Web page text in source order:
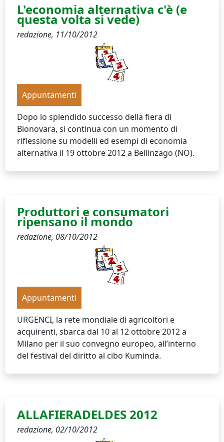
L'economia alternativa c'è (e
questa volta si vede)
redazione, 11/10/2012
Appuntamenti
Dopo lo splendido successo della fiera di
Bionovara, si continua con un momento di
riflessione su modelli ed esempi di economia
alternativa il 19 ottobre 2012 a Bellinzago (NO).
Produttori e consumatori
ripensano il mondo
redazione, 08/10/2012
Appuntamenti
URGENCI, la rete mondiale di agricoltori e
acquirenti, sbarca dal 10 al 12 ottobre 2012 a
Milano per il suo convegno europeo, all’interno
del festival del diritto al cibo Kuminda.
ALLAFIERADELDES 2012
redazione, 02/10/2012